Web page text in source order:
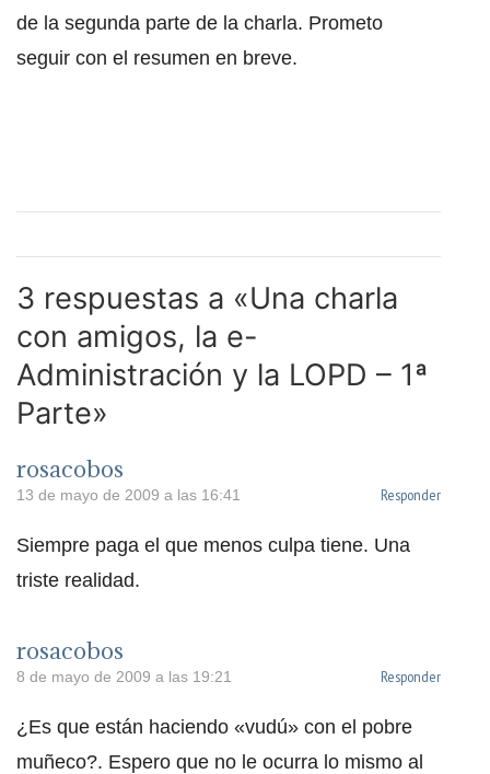
de la segunda parte de la charla. Prometo
seguir con el resumen en breve.
3 respuestas a «Una charla
con amigos, la e-
Administración y la LOPD – 1ª
Parte»
rosacobos
13 de mayo de 2009 a las 16:41 Responder
Siempre paga el que menos culpa tiene. Una
triste realidad.
rosacobos
8 de mayo de 2009 a las 19:21 Responder
¿Es que están haciendo «vudú» con el pobre
muñeco?. Espero que no le ocurra lo mismo al